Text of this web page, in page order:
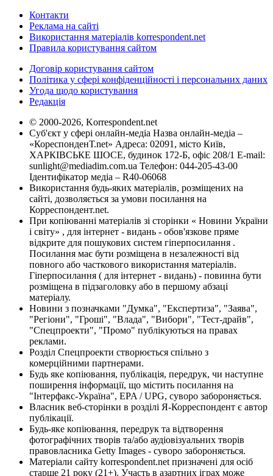
Контакти
Реклама на сайті
Використання матеріалів korrespondent.net
Правила користування сайтом
Договір користування сайтом
Політика у сфері конфіденційності і персональних даних
Угода щодо користування
Редакція
© 2000-2026, Korrespondent.net
Суб'єкт у сфері онлайн-медіа Назва онлайн-медіа –
«КореспонденТ.net» Адреса: 02091, місто Київ,
ХАРКІВСЬКЕ ШОСЕ, будинок 172-Б, офіс 208/1 E-mail:
sunlight@mediadim.com.ua Телефон: 044-205-43-00
Ідентифікатор медіа – R40-06068
Використання будь-яких матеріалів, розміщених на
сайті, дозволяється за умови посилання на
Корреспондент.net.
При копіюванні матеріалів зі сторінки « Новини України
і світу» , для інтернет - видань - обов'язкове пряме
відкрите для пошукових систем гіперпосилання .
Посилання має бути розміщена в незалежності від
повного або часткового використання матеріалів.
Гіперпосилання ( для інтернет - видань) - повинна бути
розміщена в підзаголовку або в першому абзаці
матеріалу.
Новини з позначками "Думка", "Експертиза", "Заява",
"Регіони", "Гроші", "Влада", "Вибори", "Тест-драйв",
"Спецпроекти", "Промо" публікуються на правах
реклами.
Розділ Спецпроекти створюється спільно з
комерційними партнерами.
Будь яке копіювання, публікація, передрук, чи наступне
поширення інформації, що містить посилання на
"Інтерфакс-Україна", EPA / UPG, суворо забороняється.
Власник веб-сторінки в розділі Я-Корреспондент є автор
публікації.
Будь-яке копіювання, передрук та відтворення
фотографічних творів та/або аудіовізуальних творів
правовласника Getty Images - суворо забороняється.
Матеріали сайту korrespondent.net призначені для осіб
старше 21 року (21+). Участь в азартних іграх може